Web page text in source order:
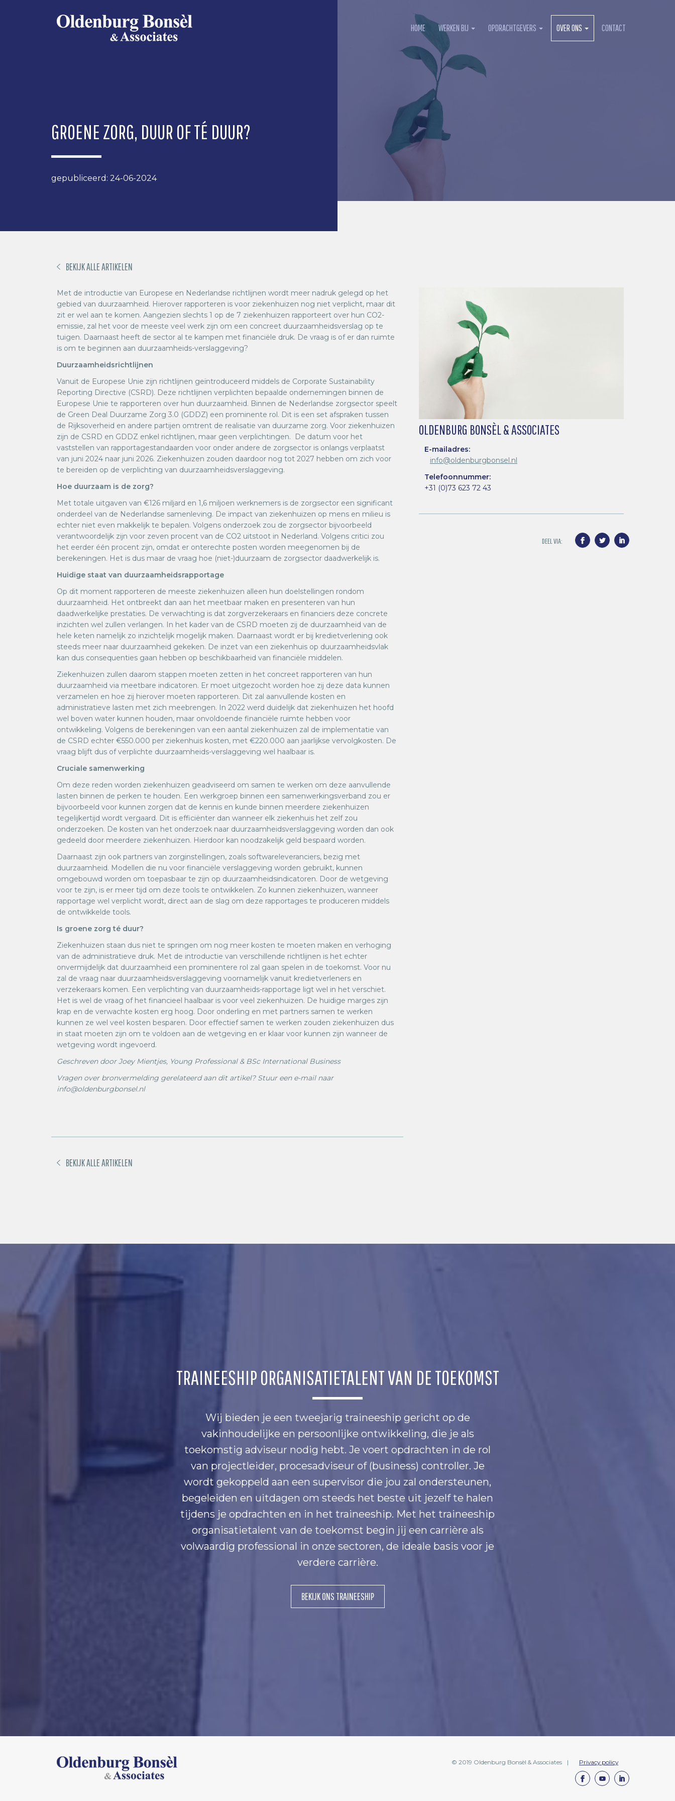
OLDENBURG
HOME WERKEN BIJ OPDRACHTGEVERS OVER ONS CONTACT
GROENE ZORG, DUUR OF TÉ DUUR?
gepubliceerd: 24-06-2024
BEKIJK ALLE ARTIKELEN
Met de introductie van Europese en Nederlandse richtlijnen wordt meer nadruk gelegd op het
gebied van duurzaamheid. Hierover rapporteren is voor ziekenhuizen nog niet verplicht, maar dit
zit er wel aan te komen. Aangezien slechts 1 op de 7 ziekenhuizen rapporteert over hun CO2-
emissie, zal het voor de meeste veel werk zijn om een concreet duurzaamheidsverslag op te
tuigen. Daarnaast heeft de sector al te kampen met financiële druk. De vraag is of er dan ruimte
is om te beginnen aan duurzaamheids-verslaggeving?
Duurzaamheidsrichtlijnen
Vanuit de Europese Unie zijn richtlijnen geïntroduceerd middels de Corporate Sustainability
Reporting Directive (CSRD). Deze richtlijnen verplichten bepaalde ondernemingen binnen de
Europese Unie te rapporteren over hun duurzaamheid. Binnen de Nederlandse zorgsector speelt
de Green Deal Duurzame Zorg 3.0 (GDDZ) een prominente rol. Dit is een set afspraken tussen
de Rijksoverheid en andere partijen omtrent de realisatie van duurzame zorg. Voor ziekenhuizen
zijn de CSRD en GDDZ enkel richtlijnen, maar geen verplichtingen. De datum voor het
vaststellen van rapportagestandaarden voor onder andere de zorgsector is onlangs verplaatst
van juni 2024 naar juni 2026. Ziekenhuizen zouden daardoor nog tot 2027 hebben om zich voor
te bereiden op de verplichting van duurzaamheidsverslaggeving.
Hoe duurzaam is de zorg?
Met totale uitgaven van €126 miljard en 1,6 miljoen werknemers is de zorgsector een significant
onderdeel van de Nederlandse samenleving. De impact van ziekenhuizen op mens en milieu is
echter niet even makkelijk te bepalen. Volgens onderzoek zou de zorgsector bijvoorbeeld
verantwoordelijk zijn voor zeven procent van de CO2 uitstoot in Nederland. Volgens critici zou
het eerder één procent zijn, omdat er onterechte posten worden meegenomen bij de
berekeningen. Het is dus maar de vraag hoe (niet-)duurzaam de zorgsector daadwerkelijk is.
Huidige staat van duurzaamheidsrapportage
Op dit moment rapporteren de meeste ziekenhuizen alleen hun doelstellingen rondom
duurzaamheid. Het ontbreekt dan aan het meetbaar maken en presenteren van hun
daadwerkelijke prestaties. De verwachting is dat zorgverzekeraars en financiers deze concrete
inzichten wel zullen verlangen. In het kader van de CSRD moeten zij de duurzaamheid van de
hele keten namelijk zo inzichtelijk mogelijk maken. Daarnaast wordt er bij kredietverlening ook
steeds meer naar duurzaamheid gekeken. De inzet van een ziekenhuis op duurzaamheidsvlak
kan dus consequenties gaan hebben op beschikbaarheid van financiële middelen.
Ziekenhuizen zullen daarom stappen moeten zetten in het concreet rapporteren van hun
duurzaamheid via meetbare indicatoren. Er moet uitgezocht worden hoe zij deze data kunnen
verzamelen en hoe zij hierover moeten rapporteren. Dit zal aanvullende kosten en
administratieve lasten met zich meebrengen. In 2022 werd duidelijk dat ziekenhuizen het hoofd
wel boven water kunnen houden, maar onvoldoende financiële ruimte hebben voor
ontwikkeling. Volgens de berekeningen van een aantal ziekenhuizen zal de implementatie van
de CSRD echter €550.000 per ziekenhuis kosten, met €220.000 aan jaarlijkse vervolgkosten. De
vraag blijft dus of verplichte duurzaamheids-verslaggeving wel haalbaar is.
Cruciale samenwerking
Om deze reden worden ziekenhuizen geadviseerd om samen te werken om deze aanvullende
lasten binnen de perken te houden. Een werkgroep binnen een samenwerkingsverband zou er
bijvoorbeeld voor kunnen zorgen dat de kennis en kunde binnen meerdere ziekenhuizen
tegelijkertijd wordt vergaard. Dit is efficiënter dan wanneer elk ziekenhuis het zelf zou
onderzoeken. De kosten van het onderzoek naar duurzaamheidsverslaggeving worden dan ook
gedeeld door meerdere ziekenhuizen. Hierdoor kan noodzakelijk geld bespaard worden.
Daarnaast zijn ook partners van zorginstellingen, zoals softwareleveranciers, bezig met
duurzaamheid. Modellen die nu voor financiële verslaggeving worden gebruikt, kunnen
omgebouwd worden om toepasbaar te zijn op duurzaamheidsindicatoren. Door de wetgeving
voor te zijn, is er meer tijd om deze tools te ontwikkelen. Zo kunnen ziekenhuizen, wanneer
rapportage wel verplicht wordt, direct aan de slag om deze rapportages te produceren middels
de ontwikkelde tools.
Is groene zorg té duur?
Ziekenhuizen staan dus niet te springen om nog meer kosten te moeten maken en verhoging
van de administratieve druk. Met de introductie van verschillende richtlijnen is het echter
onvermijdelijk dat duurzaamheid een prominentere rol zal gaan spelen in de toekomst. Voor nu
zal de vraag naar duurzaamheidsverslaggeving voornamelijk vanuit kredietverleners en
verzekeraars komen. Een verplichting van duurzaamheids-rapportage ligt wel in het verschiet.
Het is wel de vraag of het financieel haalbaar is voor veel ziekenhuizen. De huidige marges zijn
krap en de verwachte kosten erg hoog. Door onderling en met partners samen te werken
kunnen ze wel veel kosten besparen. Door effectief samen te werken zouden ziekenhuizen dus
in staat moeten zijn om te voldoen aan de wetgeving en er klaar voor kunnen zijn wanneer de
wetgeving wordt ingevoerd.
Geschreven door Joey Mientjes, Young Professional & BSc International Business
Vragen over bronvermelding gerelateerd aan dit artikel? Stuur een e-mail naar
info@oldenburgbonsel.nl
BEKIJK ALLE ARTIKELEN
OLDENBURG BONSÈL & ASSOCIATES
E-mailadres:
info@oldenburgbonsel.nl
Telefoonnummer:
+31 (0)73 623 72 43
Facebook
TwitterLinkedIn
TRAINEESHIP ORGANISATIETALENT VAN DE TOEKOMST
Wij bieden je een tweejarig traineeship gericht op de
vakinhoudelijke en persoonlijke ontwikkeling, die je als
toekomstig adviseur nodig hebt. Je voert opdrachten in de rol
van projectleider, procesadviseur of (business) controller. Je
wordt gekoppeld aan een supervisor die jou zal ondersteunen,
begeleiden en uitdagen om steeds het beste uit jezelf te halen
tijdens je opdrachten en in het traineeship. Met het traineeship
organisatietalent van de toekomst begin jij een carrière als
volwaardig professional in onze sectoren, de ideale basis voor je
verdere carrière.
BEKIJK ONS TRAINEESHIP
OLDENBURG
© 2019 Oldenburg Bonsèl & Associates | Privacy policy
FacebookYoutubeLinkedin